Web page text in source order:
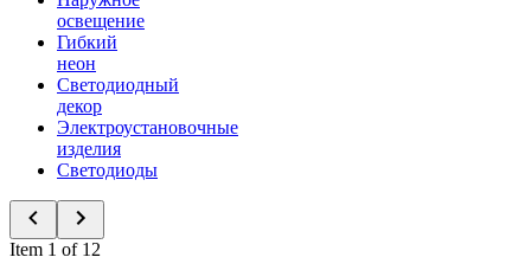
освещение
Гибкий
неон
Светодиодный
декор
Электроустановочные
изделия
Светодиоды
Item 1 of 12